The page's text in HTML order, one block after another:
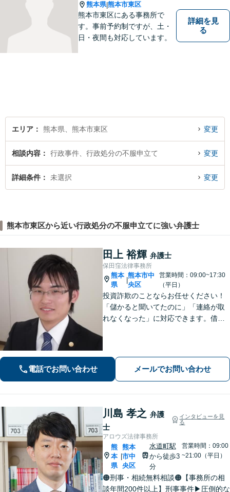
熊本県|熊本市東区
熊本市東区にある事務所で
す。事前予約制ですが、土・
日・夜間も対応しています。
詳細を見
る
エリア 熊本県、熊本市東区 変更
相談内容 行政事件、行政処分の不服申立て 変更
詳細条件 未選択 変更
熊本市東区から近い行政処分の不服申立てに強い弁護士
田上 裕輝 弁護士
保田窪法律事務所
熊本
県
熊本市中
央区
営業時間：09:00~17:30
（平日）
投資詐欺のことならお任せください！
「儲かると聞いてたのに」「連絡が取
れなくなった」に対応できます。借
電話でお問い合わせ メールでお問い合わせ
川島 孝之 弁護
士
インタビューを見
る
アロウズ法律事務所
熊
本
県
熊本
市中
央区
水道町駅
から徒歩3
分
営業時間：09:00
~21:00（平日）
🟠刑事・相続無料相談🟠【事務所の相
談年間200件以上】刑事事件▶︎圧倒的な